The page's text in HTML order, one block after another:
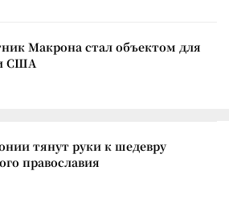
Макрона стал объектом для
США
тянут руки к шедевру
православия